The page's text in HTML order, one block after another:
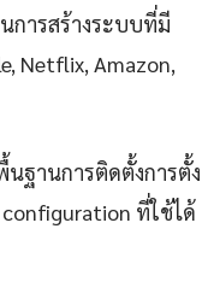
การสร้างระบบที่มี
Netflix, Amazon,
นฐานการติดตั้งการตั้ง
ที่ใช้ได้